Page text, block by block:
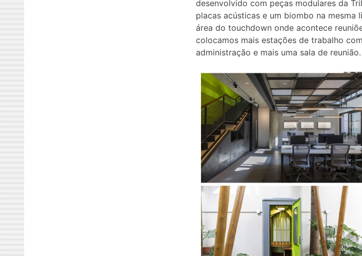
desenvolvido com peças modulares da
placas acústicas e um biombo na mesma
área do touchdown onde acontece
colocamos mais estações de trabalho
administração e mais uma sala de reunião.